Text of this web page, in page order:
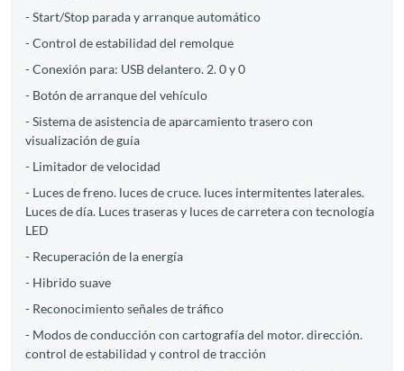
- Start/Stop parada y arranque automático
- Control de estabilidad del remolque
- Conexión para: USB delantero. 2. 0 y 0
- Botón de arranque del vehículo
- Sistema de asistencia de aparcamiento trasero con
visualización de guía
- Limitador de velocidad
- Luces de freno. luces de cruce. luces intermitentes laterales.
Luces de día. Luces traseras y luces de carretera con tecnología
LED
- Recuperación de la energía
- Hibrido suave
- Reconocimiento señales de tráfico
- Modos de conducción con cartografía del motor. dirección.
control de estabilidad y control de tracción